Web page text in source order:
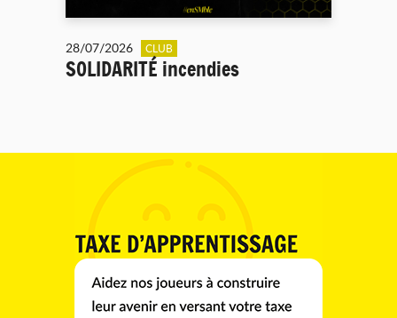
28/07/2026 CLUB
SOLIDARITÉ incendies